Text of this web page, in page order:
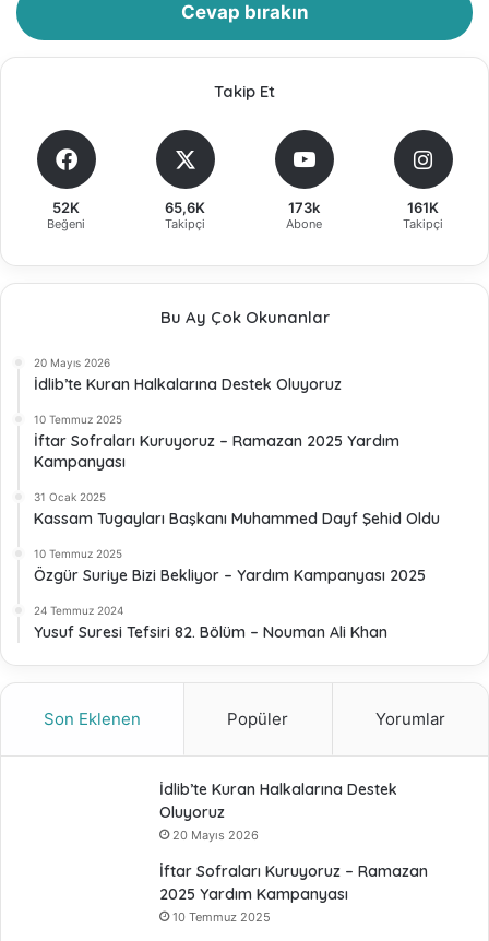
Cevap bırakın
Takip Et
52K
Beğeni
65,6K
Takipçi
173k
Abone
161K
Takipçi
Bu Ay Çok Okunanlar
20 Mayıs 2026
İdlib’te Kuran Halkalarına Destek Oluyoruz
10 Temmuz 2025
İftar Sofraları Kuruyoruz – Ramazan 2025 Yardım
Kampanyası
31 Ocak 2025
Kassam Tugayları Başkanı Muhammed Dayf Şehid Oldu
10 Temmuz 2025
Özgür Suriye Bizi Bekliyor – Yardım Kampanyası 2025
24 Temmuz 2024
Yusuf Suresi Tefsiri 82. Bölüm – Nouman Ali Khan
Son Eklenen Popüler Yorumlar
İdlib’te Kuran Halkalarına Destek
Oluyoruz
20 Mayıs 2026
İftar Sofraları Kuruyoruz – Ramazan
2025 Yardım Kampanyası
10 Temmuz 2025